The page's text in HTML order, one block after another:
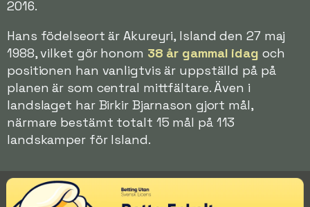
2016.
Hans födelseort är Akureyri, Island den 27 maj
1988, vilket gör honom 38 år gammal idag och
positionen han vanligtvis är uppställd på på
planen är som central mittfältare. Även i
landslaget har Birkir Bjarnason gjort mål,
närmare bestämt totalt 15 mål på 113
landskamper för Island.